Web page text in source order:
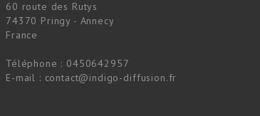
60 route des Rutys
74370 Pringy - Annecy
France
Téléphone : 0450642957
E-mail : contact@indigo-diffusion.fr